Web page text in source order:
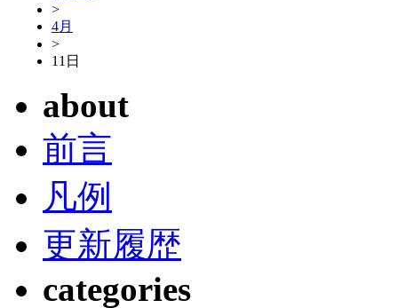
>
4月
>
11日
about
前言
凡例
更新履歴
categories